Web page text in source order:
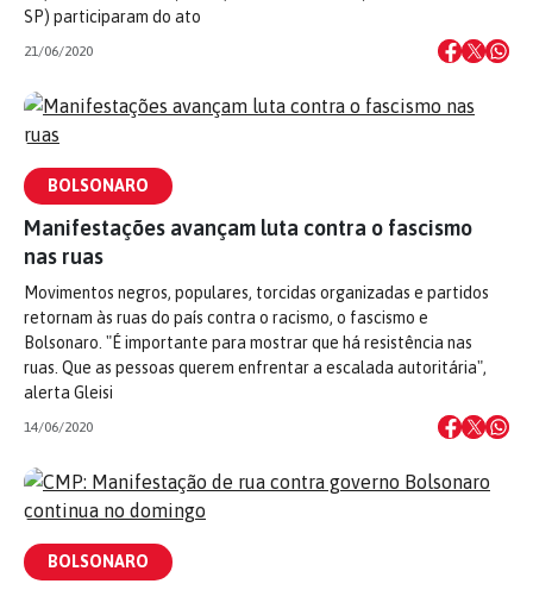
SP) participaram do ato
21/06/2020
BOLSONARO
Manifestações avançam luta contra o fascismo
nas ruas
Movimentos negros, populares, torcidas organizadas e partidos
retornam às ruas do país contra o racismo, o fascismo e
Bolsonaro. "É importante para mostrar que há resistência nas
ruas. Que as pessoas querem enfrentar a escalada autoritária",
alerta Gleisi
14/06/2020
BOLSONARO